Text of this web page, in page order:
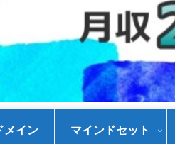
メイン マインドセット